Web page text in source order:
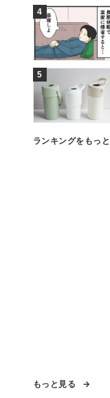
ランキングをもっ
もっと見る